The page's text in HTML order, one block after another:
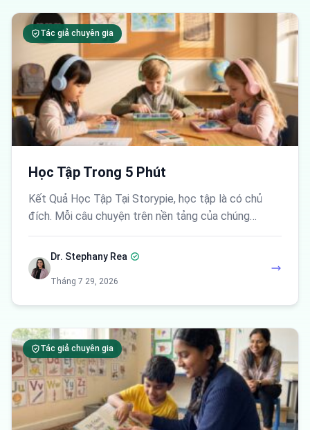
Tác giả chuyên gia
Học Tập Trong 5 Phút
Kết Quả Học Tập Tại Storypie, học tập là có chủ
đích. Mỗi câu chuyện trên nền tảng của chúng…
Dr. Stephany Rea
Tháng 7 29, 2026
Tác giả chuyên gia